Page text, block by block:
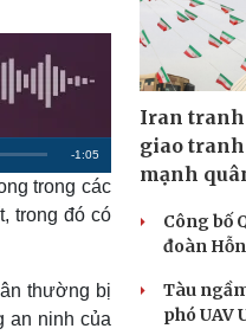
Doanh nghiệp 24h
Doanh nhân
Tư vấn
Săn Tour
check-in
R
e
m
i
-1:05
trong các
trong đó có
thường bị
an ninh của
Iran tranh
giao tranh
mạnh
Công bố
đoàn
Tàu
phó UAV